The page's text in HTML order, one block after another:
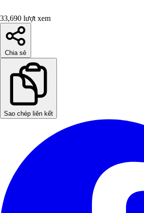
33,690 lượt xem
Chia sẻ
Sao chép liên kết